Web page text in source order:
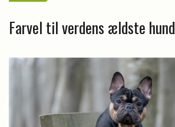
Farvel til verdens ældste hund